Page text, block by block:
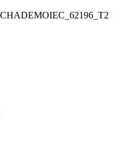
CHADEMOIEC_62196_T2